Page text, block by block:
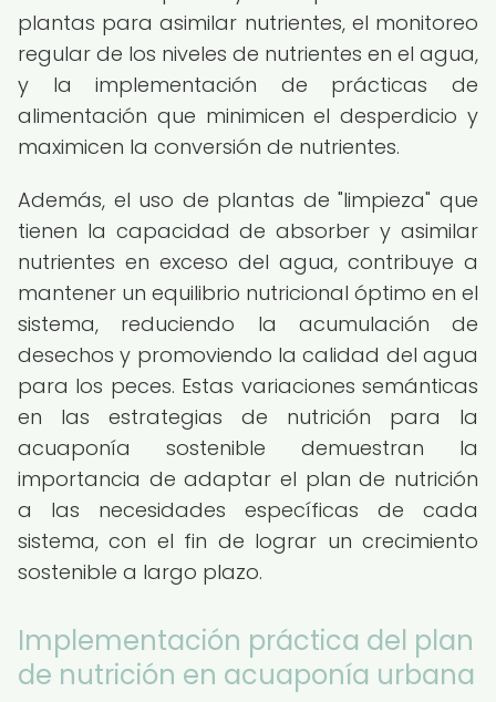
plantas para asimilar nutrientes, el monitoreo
regular de los niveles de nutrientes en el agua,
y la implementación de prácticas de
alimentación que minimicen el desperdicio y
maximicen la conversión de nutrientes.
Además, el uso de plantas de "limpieza" que
tienen la capacidad de absorber y asimilar
nutrientes en exceso del agua, contribuye a
mantener un equilibrio nutricional óptimo en el
sistema, reduciendo la acumulación de
desechos y promoviendo la calidad del agua
para los peces. Estas variaciones semánticas
en las estrategias de nutrición para la
acuaponía sostenible demuestran la
importancia de adaptar el plan de nutrición
a las necesidades específicas de cada
sistema, con el fin de lograr un crecimiento
sostenible a largo plazo.
Implementación práctica del plan
de nutrición en acuaponía urbana